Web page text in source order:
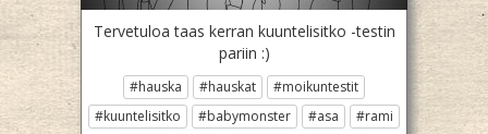
Tervetuloa taas kerran kuuntelisitko -testin
pariin :)
#hauska #hauskat
#moikuntestit
#kuuntelisitko
#babymonster #asa
#rami